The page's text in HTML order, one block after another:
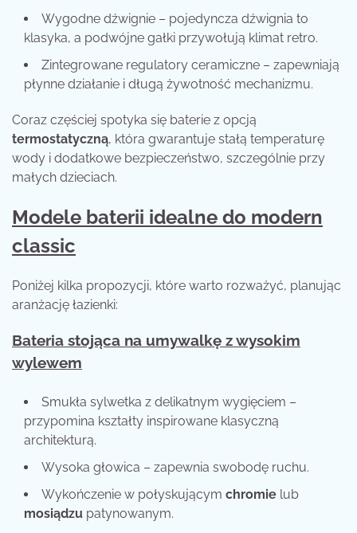
Wygodne dźwignie – pojedyncza dźwignia to
klasyka, a podwójne gałki przywołują klimat retro.
Zintegrowane regulatory ceramiczne – zapewniają
płynne działanie i długą żywotność mechanizmu.
Coraz częściej spotyka się baterie z opcją
termostatyczną, która gwarantuje stałą temperaturę
wody i dodatkowe bezpieczeństwo, szczególnie przy
małych dzieciach.
Modele baterii idealne do modern
classic
Poniżej kilka propozycji, które warto rozważyć, planując
aranżację łazienki:
Bateria stojąca na umywalkę z wysokim
wylewem
Smukła sylwetka z delikatnym wygięciem –
przypomina kształty inspirowane klasyczną
architekturą.
Wysoka głowica – zapewnia swobodę ruchu.
Wykończenie w połyskującym chromie lub
mosiądzu patynowanym.